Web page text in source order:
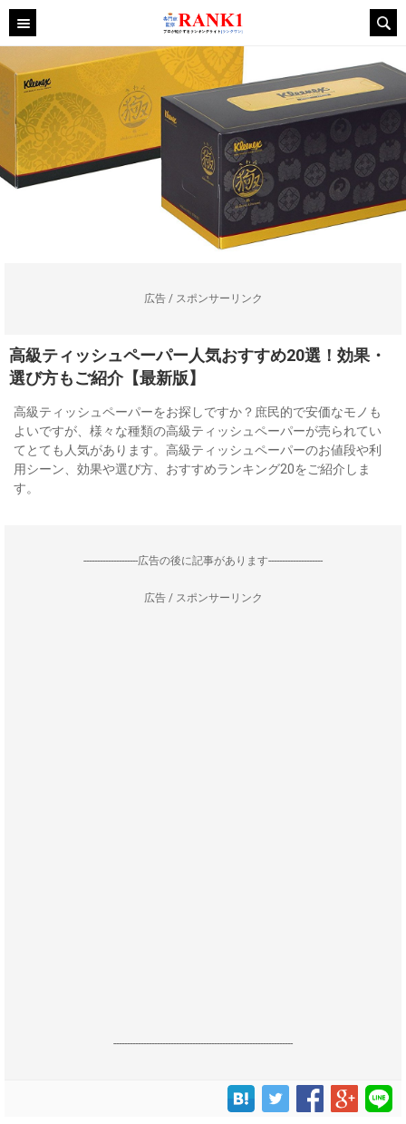
広告 / スポンサーリンク
高級ティッシュペーパー人気おすすめ20選！効果・
選び方もご紹介【最新版】
高級ティッシュペーパーをお探しですか？庶民的で安価なモノも
よいですが、様々な種類の高級ティッシュペーパーが売られてい
てとても人気があります。高級ティッシュペーパーのお値段や利
用シーン、効果や選び方、おすすめランキング20をご紹介しま
す。
--------------------広告の後に記事があります--------------------
広告 / スポンサーリンク
------------------------------------------------------------------